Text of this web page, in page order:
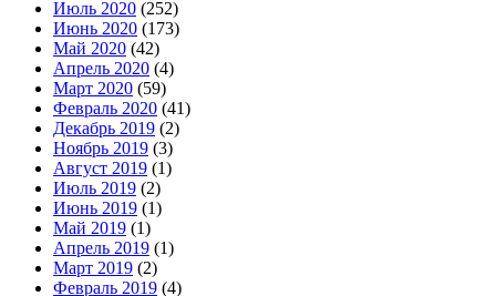
Июль 2020 (252)
Июнь 2020 (173)
Май 2020 (42)
Апрель 2020 (4)
Март 2020 (59)
Февраль 2020 (41)
Декабрь 2019 (2)
Ноябрь 2019 (3)
Август 2019 (1)
Июль 2019 (2)
Июнь 2019 (1)
Май 2019 (1)
Апрель 2019 (1)
Март 2019 (2)
Февраль 2019 (4)